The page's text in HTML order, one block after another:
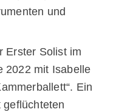
und
Erster Solist im
2022 mit Isabelle
Ein